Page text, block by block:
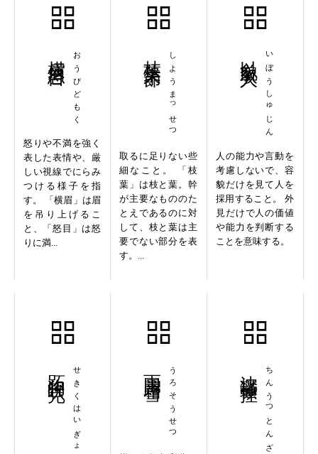
おうびどもく
怒りや不満を強く
表した表情や、厳
しい視線でにらみ
つける様子を指
す。 「横眉」は眉
を吊り上げるこ
と、「怒目」は怒
りに満...
しようまっせつ
取るに足りない些
細なこと。 「枝
葉」は枝と葉。幹
が主要なもののた
とえであるのに対
して、枝と葉は主
要でない部分を表
す。...
いぼうしゅじん
人の能力や言動を
考慮しないで、容
貌だけを見て人を
採用すること。 外
見だけで人の価値
や能力を判断する
ことを意味する。
せきくはいぎょう うろそうせつ ちんうつとんざ